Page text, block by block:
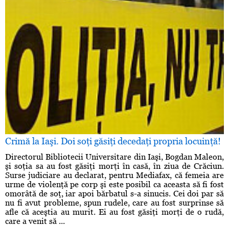
Crimă la Iaşi. Doi soţi găsiţi decedaţi propria locuinţă!
Directorul Bibliotecii Universitare din Iaşi, Bogdan Maleon,
şi soţia sa au fost găsiţi morţi în casă, în ziua de Crăciun.
Surse judiciare au declarat, pentru Mediafax, că femeia are
urme de violenţă pe corp şi este posibil ca aceasta să fi fost
omorâtă de soţ, iar apoi bărbatul s-a sinucis. Cei doi par să
nu fi avut probleme, spun rudele, care au fost surprinse să
afle că aceştia au murit. Ei au fost găsiţi morţi de o rudă,
care a venit să ...